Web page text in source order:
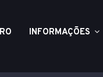
INFORMAÇÕES